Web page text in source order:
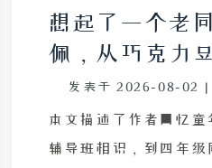
想起了一个老
佩，从巧克力
发表于 2026-08-02 |
本文描述了作者回忆
辅导班相识，到四年